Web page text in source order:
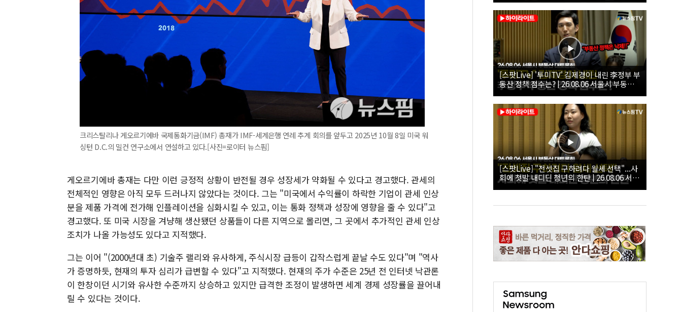
크리스탈리나 게오르기에바 국제통화기금(IMF) 총재가 IMF-세계은행 연례 추계 회의를 앞두고 2025년 10월 8일 미국 워
싱턴 D.C.의 밀컨 연구소에서 연설하고 있다.[사진=로이터 뉴스핌]
게오르기에바 총재는 다만 이런 긍정적 상황이 반전될 경우 성장세가 약화될 수 있다고 경고했다. 관세의
전체적인 영향은 아직 모두 드러나지 않았다는 것이다. 그는 "미국에서 수익률이 하락한 기업이 관세 인상
분을 제품 가격에 전가해 인플레이션을 심화시킬 수 있고, 이는 통화 정책과 성장에 영향을 줄 수 있다"고
경고했다. 또 미국 시장을 겨냥해 생산됐던 상품들이 다른 지역으로 몰리면, 그 곳에서 추가적인 관세 인상
조치가 나올 가능성도 있다고 지적했다.
그는 이어 "(2000년대 초) 기술주 랠리와 유사하게, 주식시장 급등이 갑작스럽게 끝날 수도 있다"며 "역사
가 증명하듯, 현재의 투자 심리가 급변할 수 있다"고 지적했다. 현재의 주가 수준은 25년 전 인터넷 낙관론
이 한창이던 시기와 유사한 수준까지 상승하고 있지만 급격한 조정이 발생하면 세계 경제 성장률을 끌어내
릴 수 있다는 것이다.
[스팟Live] '투미TV' 김제경이 내린 李정부 부
동산 정책 점수는? | 26.08.06 서울시 부동산
대토론회
[스팟Live] "전셋집 구하려다 월세 선택"...사
회에 첫발 내디딘 청년의 한탄 | 26.08.06 서울
시 부동산 대토론회